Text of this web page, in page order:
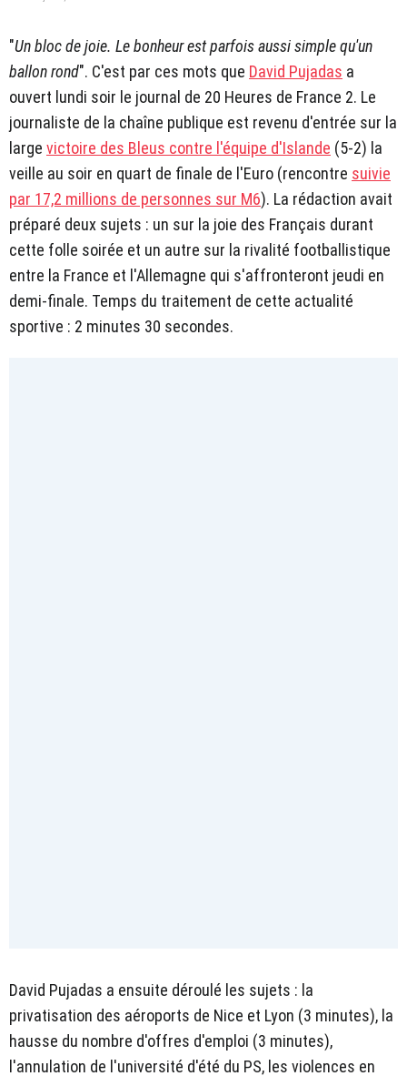
"Un bloc de joie. Le bonheur est parfois aussi simple qu'un
ballon rond". C'est par ces mots que David Pujadas a
ouvert lundi soir le journal de 20 Heures de France 2. Le
journaliste de la chaîne publique est revenu d'entrée sur la
large victoire des Bleus contre l'équipe d'Islande (5-2) la
veille au soir en quart de finale de l'Euro (rencontre suivie
par 17,2 millions de personnes sur M6). La rédaction avait
préparé deux sujets : un sur la joie des Français durant
cette folle soirée et un autre sur la rivalité footballistique
entre la France et l'Allemagne qui s'affronteront jeudi en
demi-finale. Temps du traitement de cette actualité
sportive : 2 minutes 30 secondes.
David Pujadas a ensuite déroulé les sujets : la
privatisation des aéroports de Nice et Lyon (3 minutes), la
hausse du nombre d'offres d'emploi (3 minutes),
l'annulation de l'université d'été du PS, les violences en